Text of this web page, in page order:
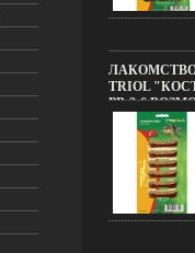
TRIOL
РВ-2-6
УПАКОВКИ